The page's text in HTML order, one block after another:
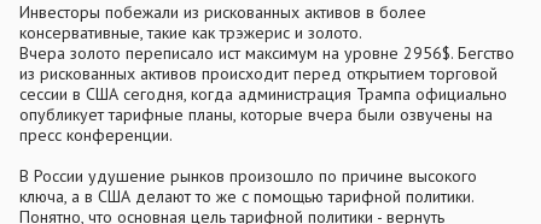
Инвесторы побежали из рискованных активов в более
консервативные, такие как трэжерис и золото.
Вчера золото переписало ист максимум на уровне 2956$. Бегство
из рискованных активов происходит перед открытием торговой
сессии в США сегодня, когда администрация Трампа официально
опубликует тарифные планы, которые вчера были озвучены на
пресс конференции.
В России удушение рынков произошло по причине высокого
ключа, а в США делают то же с помощью тарифной политики.
Понятно, что основная цель тарифной политики - вернуть